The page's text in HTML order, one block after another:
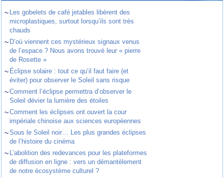
~ Les gobelets de café jetables libèrent des
microplastiques, surtout lorsqu’ils sont très
chauds
~ D’où viennent ces mystérieux signaux venus
de l’espace ? Nous avons trouvé leur « pierre
de Rosette »
~ Éclipse solaire : tout ce qu’il faut faire (et
éviter) pour observer le Soleil sans risque
~Comment l’éclipse permettra d’observer le
Soleil dévier la lumière des étoiles
~Comment les éclipses ont ouvert la cour
impériale chinoise aux sciences européennes
~Sous le Soleil noir… Les plus grandes éclipses
de l’histoire du cinéma
~ L’abolition des redevances pour les plateformes
de diffusion en ligne : vers un démantèlement
de notre écosystème culturel ?